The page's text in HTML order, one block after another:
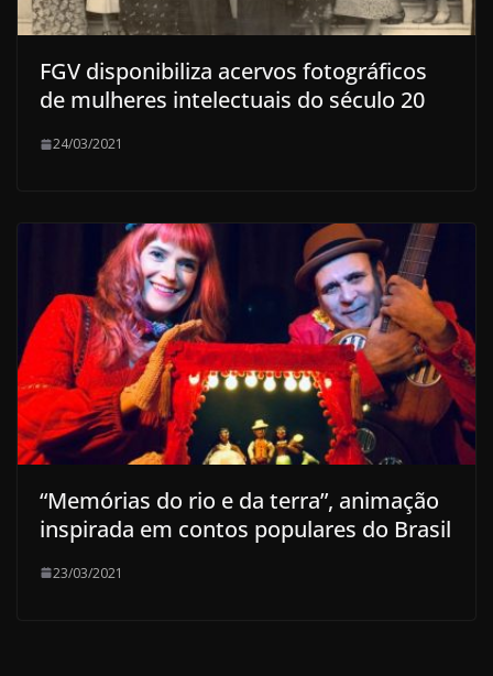
FGV disponibiliza acervos fotográficos
de mulheres intelectuais do século 20
24/03/2021
“Memórias do rio e da terra”, animação
inspirada em contos populares do Brasil
23/03/2021